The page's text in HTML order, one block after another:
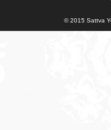
© 2015 Sattva